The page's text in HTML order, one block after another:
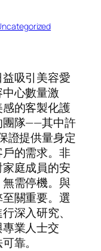
吸引美容愛
心數量激
的客製化護
團隊——其中許
證提供量身定
的需求。非
庭成員的安
需停機。與
關重要。選
深入研究、
業人士交
靠。